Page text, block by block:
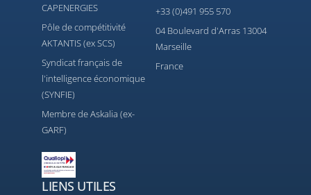
CAPENERGIES
Pôle de compétitivité
AKTANTIS (ex SCS)
Syndicat français de
l'intelligence économique
(SYNFIE)
Membre de Askalia (ex-
GARF)
+33 (0)491 955 570
04 Boulevard d'Arras 13004
Marseille
France
LIENS UTILES